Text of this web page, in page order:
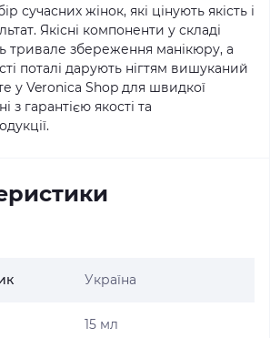
сучасних жінок, які цінують якість і
Якісні компоненти у складі
тривале збереження манікюру, а
поталі дарують нігтям вишуканий
у Veronica Shop для швидкої
з гарантією якості та
Україна
15 мл